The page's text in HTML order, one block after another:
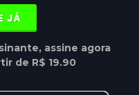
JÁ
assine agora
de R$ 19.90